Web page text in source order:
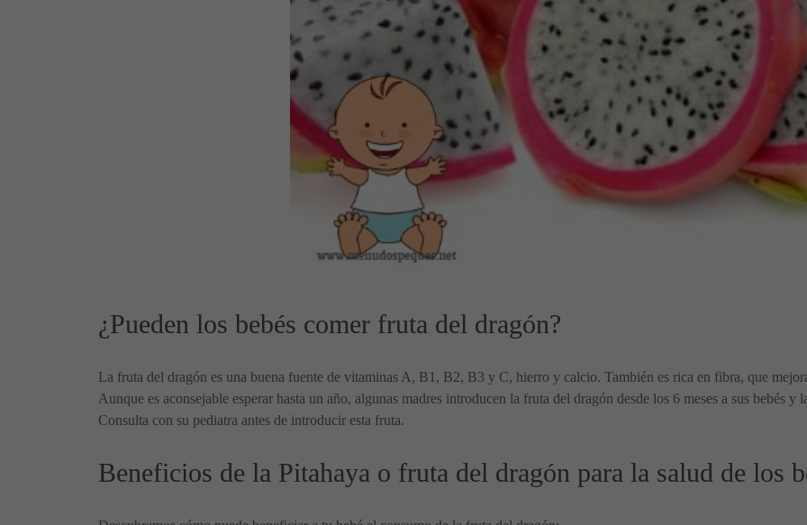
¿Pueden los bebés comer fruta del dragón?
La fruta del dragón es una buena fuente de vitaminas A, B1, B2, B3 y C, hierro y calcio. También es rica en fibra, que
Aunque es aconsejable esperar hasta un año, algunas madres introducen la fruta del dragón desde los 6 meses a sus bebés y
Consulta con su pediatra antes de introducir esta fruta.
Beneficios de la Pitahaya o fruta del dragón para la salud de los